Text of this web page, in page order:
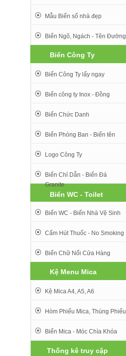
Mẫu Biển số nhà đẹp
Biển Ngõ, Ngách - Tên Đường
Biển Công Ty
Biển Công Ty lấy ngay
Biển công ty Inox - Đồng
Biển Chức Danh
Biển Phòng Ban - Biển tên
Logo Công Ty
Biển Chỉ Dẫn - Biển Đá
Granite
Biển WC - Toilet
Biển WC - Biển Nhà Vệ Sinh
Cấm Hút Thuốc - No Smoking
Biển Chữ Nổi Cửa Hàng
Kệ Menu Mica
Kệ Mica A4, A5, A6
Hòm Phiếu Mica, Thùng Phiếu
Biển Mica - Móc Chìa Khóa
Thống kê truy cập